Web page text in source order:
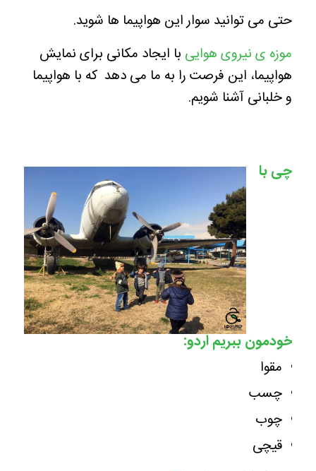
حتی می توانید سوار این هواپیما ها شوید.
موزه ی نیروی هوایی با ایجاد مکانی برای نمایش
هواپیما، این فرصت را به ما می دهد که با هواپیما
و خلبانی آشنا شویم.
چی با
خودمون ببریم اردو:
مقوا
چسب
چوب
قیچی